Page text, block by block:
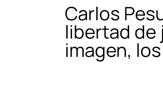
Carlos
libertad de
imagen,